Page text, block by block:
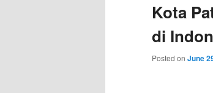
Kota
di
Posted on June